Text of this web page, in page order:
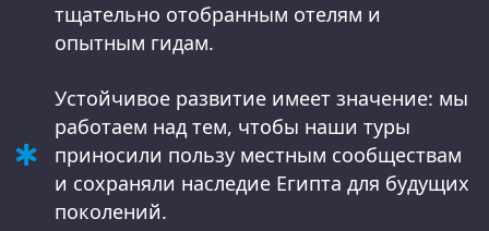
тщательно отобранным отелям и
опытным гидам.
Устойчивое развитие имеет значение: мы
работаем над тем, чтобы наши туры
приносили пользу местным сообществам
и сохраняли наследие Египта для будущих
поколений.